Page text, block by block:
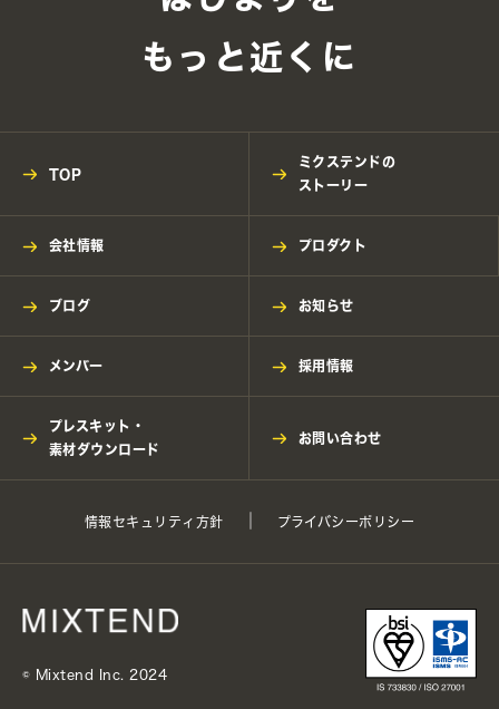
もっと近くに
TOP
ミクステンドの
ストーリー
会社情報 プロダクト
ブログ お知らせ
メンバー 採用情報
プレスキット・
素材ダウンロード
お問い合わせ
情報セキュリティ方針 プライバシーポリシー
©︎ Mixtend Inc. 2024